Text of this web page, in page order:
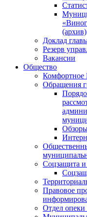
(архив)
Доклад
Резерв
Вакансии
Общество
Комфортное
Обращения
Соцзащита
Правовое
Отдел опеки